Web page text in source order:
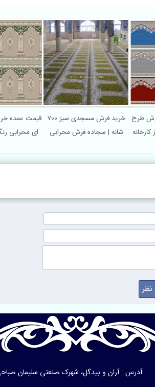
قیمت
ای
خرید فرش مسجدی سبز 700
شانه | سجاده فرش محرابی
فرش طرح
از کارخانه
آدرس : آران و بیدگل، شهرک صنعتی سلیمان صباحی